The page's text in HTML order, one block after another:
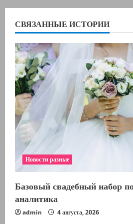
ь
ч
т
е
н
и
е
СВЯЗАННЫЕ ИСТОРИИ
Новости разные
Базовый свадебный набор
аналитика
admin 4 августа, 2026